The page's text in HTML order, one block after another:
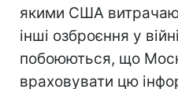
якими США
інші озброєння у
побоюються, що
враховувати цю